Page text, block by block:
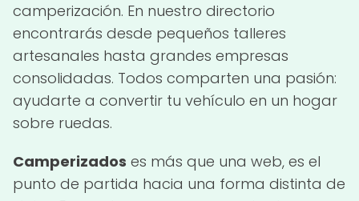
camperización. En nuestro directorio
encontrarás desde pequeños talleres
artesanales hasta grandes empresas
consolidadas. Todos comparten una pasión:
ayudarte a convertir tu vehículo en un hogar
sobre ruedas.
Camperizados es más que una web, es el
punto de partida hacia una forma distinta de